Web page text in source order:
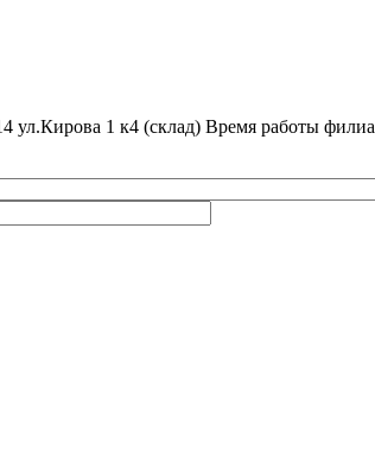
ул.Кирова 1 к4 (склад) Время работы